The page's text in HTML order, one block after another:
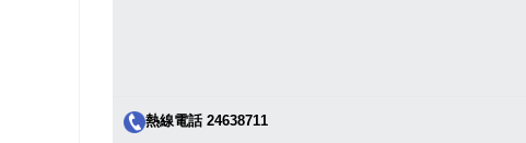
熱線電話 24638711